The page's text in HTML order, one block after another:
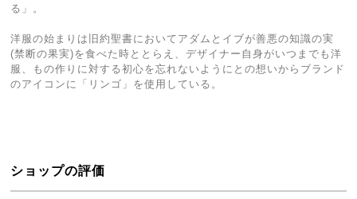
る」。
洋服の始まりは旧約聖書においてアダムとイブが善悪の知識の実
(禁断の果実)を食べた時ととらえ、デザイナー自身がいつまでも洋
服、もの作りに対する初心を忘れないようにとの想いからブランド
のアイコンに「リンゴ」を使用している。
ショップの評価